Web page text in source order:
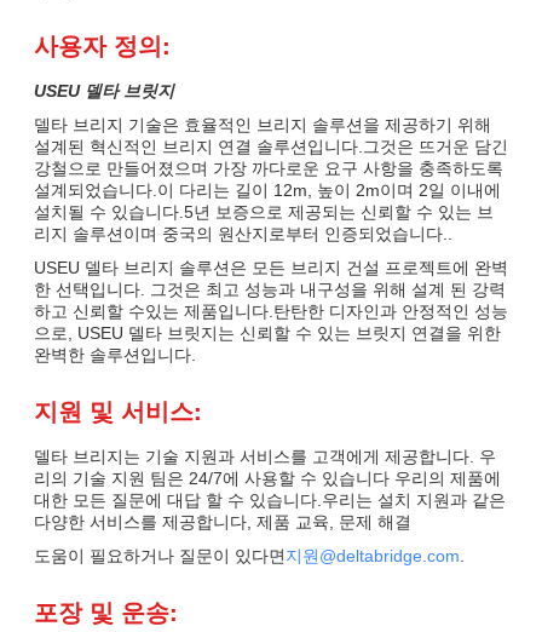
사용자 정의:
USEU 델타 브릿지
델타 브리지 기술은 효율적인 브리지 솔루션을 제공하기 위해
설계된 혁신적인 브리지 연결 솔루션입니다.그것은 뜨거운 담긴
강철으로 만들어졌으며 가장 까다로운 요구 사항을 충족하도록
설계되었습니다.이 다리는 길이 12m, 높이 2m이며 2일 이내에
설치될 수 있습니다.5년 보증으로 제공되는 신뢰할 수 있는 브
리지 솔루션이며 중국의 원산지로부터 인증되었습니다..
USEU 델타 브리지 솔루션은 모든 브리지 건설 프로젝트에 완벽
한 선택입니다. 그것은 최고 성능과 내구성을 위해 설계 된 강력
하고 신뢰할 수있는 제품입니다.탄탄한 디자인과 안정적인 성능
으로, USEU 델타 브릿지는 신뢰할 수 있는 브릿지 연결을 위한
완벽한 솔루션입니다.
지원 및 서비스:
델타 브리지는 기술 지원과 서비스를 고객에게 제공합니다. 우
리의 기술 지원 팀은 24/7에 사용할 수 있습니다 우리의 제품에
대한 모든 질문에 대답 할 수 있습니다.우리는 설치 지원과 같은
다양한 서비스를 제공합니다, 제품 교육, 문제 해결
도움이 필요하거나 질문이 있다면지원@deltabridge.com
포장 및 운송: